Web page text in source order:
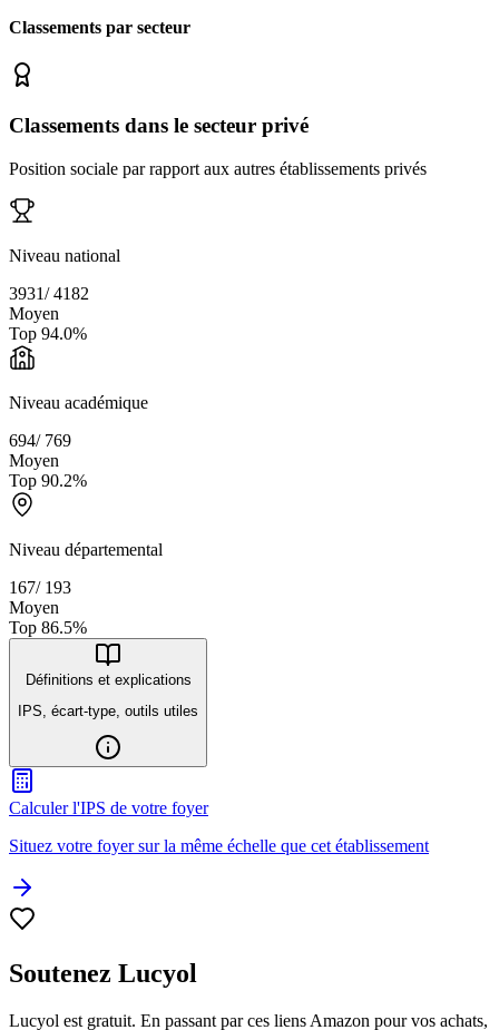
Classements par secteur
Classements dans le secteur privé
Position sociale par rapport aux autres établissements privés
Niveau national
3931/4182
Moyen
Top 94.0%
Niveau académique
694/ 769
Moyen
Top 90.2%
Niveau départemental
167/ 193
Moyen
Top 86.5%
Définitions et explications
IPS, écart-type, outils utiles
Calculer l'IPS de votre foyer
Situez votre foyer sur la même échelle que cet établissement
Soutenez Lucyol
Lucyol est gratuit. En passant par ces liens Amazon pour vos achats,